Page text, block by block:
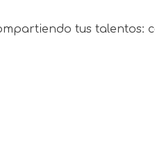
tus talentos: